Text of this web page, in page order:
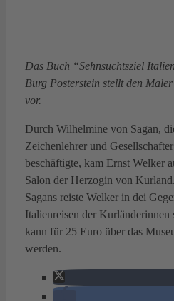
Das Buch “Sehnsuchtsziel
Burg Posterstein stellt den
vor.
Durch Wilhelmine von Sagan,
Zeichenlehrer und
beschäftigte, kam Ernst Welker
Salon der Herzogin von
Sagans reiste Welker in dei
Italienreisen der
kann für 25 Euro über das
werden.